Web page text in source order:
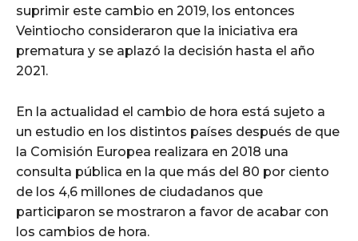
suprimir este cambio en 2019, los entonces
Veintiocho consideraron que la iniciativa era
prematura y se aplazó la decisión hasta el año
2021.
En la actualidad el cambio de hora está sujeto a
un estudio en los distintos países después de que
la Comisión Europea realizara en 2018 una
consulta pública en la que más del 80 por ciento
de los 4,6 millones de ciudadanos que
participaron se mostraron a favor de acabar con
los cambios de hora.